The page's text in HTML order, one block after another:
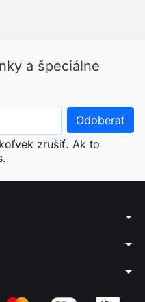
a špeciálne
zrušiť. Ak to
arrow_drop_down
arrow_drop_down
arrow_drop_down